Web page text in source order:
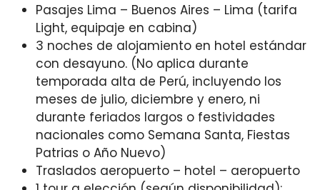
Pasajes Lima – Buenos Aires – Lima (tarifa
Light, equipaje en cabina)
3 noches de alojamiento en hotel estándar
con desayuno. (No aplica durante
temporada alta de Perú, incluyendo los
meses de julio, diciembre y enero, ni
durante feriados largos o festividades
nacionales como Semana Santa, Fiestas
Patrias o Año Nuevo)
Traslados aeropuerto – hotel – aeropuerto